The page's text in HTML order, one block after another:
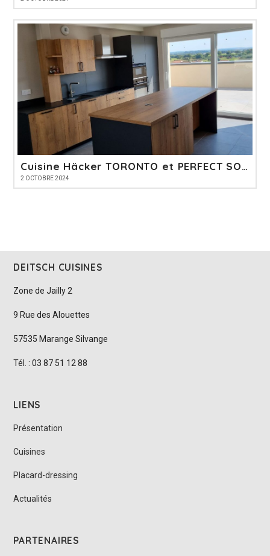
Cuisine Häcker TORONTO et PERFECT SOFT
2 OCTOBRE 2024
DEITSCH CUISINES
Zone de Jailly 2
9 Rue des Alouettes
57535 Marange Silvange
Tél. : 03 87 51 12 88
LIENS
Présentation
Cuisines
Placard-dressing
Actualités
PARTENAIRES